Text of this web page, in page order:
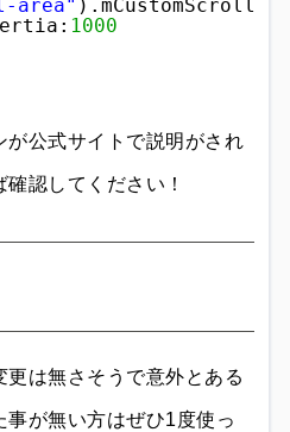
area"
1000
が公式サイトで説明がされ
認してください！
更は無さそうで意外とある
が無い方はぜひ1度使っ